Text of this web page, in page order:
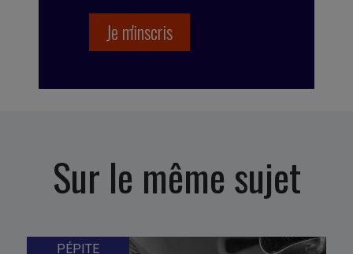
Sur le même sujet
PÉPITE